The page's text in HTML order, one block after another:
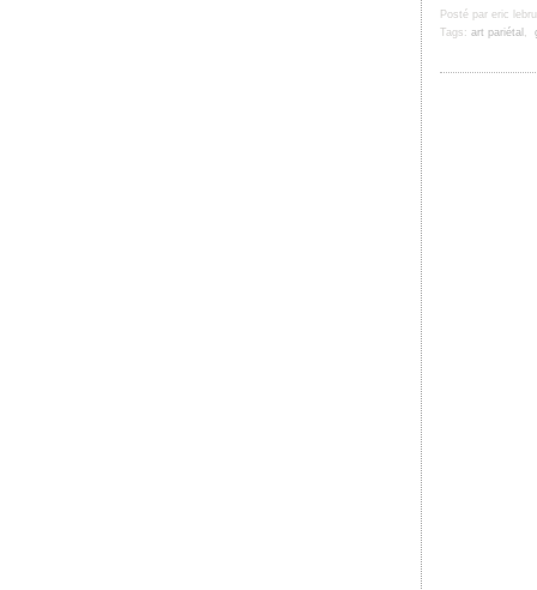
Posté par eric
Tags: art pariétal ,